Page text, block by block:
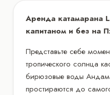
Аренда катамарана
капитаном и без на
Представьте себе
тропического солнца
бирюзовые воды
простираются до